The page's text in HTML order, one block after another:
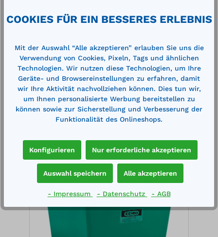
Merken
In den Warenkorb
Cross-Selling
%
COOKIES FÜR EIN BESSERES ERLEBNIS
Mit der Auswahl “Alle akzeptieren” erlauben Sie uns die
Verwendung von Cookies, Pixeln, Tags und ähnlichen
Technologien. Wir nutzen diese Technologien, um Ihre
Geräte- und Browsereinstellungen zu erfahren, damit
wir Ihre Aktivität nachvollziehen können. Dies tun wir,
um Ihnen personalisierte Werbung bereitstellen zu
können sowie zur Sicherstellung und Verbesserung der
Funktionalität des Onlineshops.
Konfigurieren Nur erforderliche akzeptieren
Auswahl speichern Alle akzeptieren
- Impressum - Datenschutz - AGB